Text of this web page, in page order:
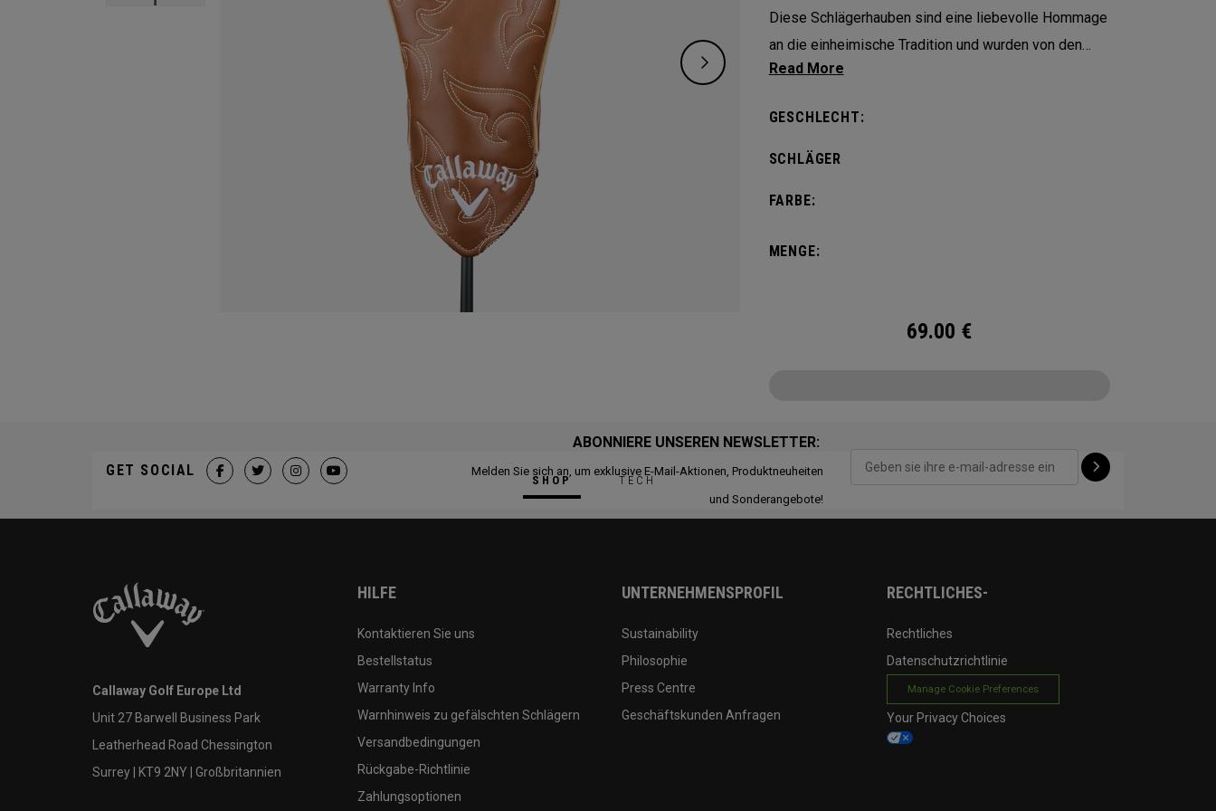
Diese Schlägerhauben sind eine liebevolle Hommage
an die einheimische Tradition und wurden von den
berühmten Cowgirl-Stiefeln inspiriert, die im
GESCHLECHT:
SCHLÄGER
FARBE:
MENGE:
69.00 €
SHOP TECH
ABONNIERE UNSEREN NEWSLETTER:
Melden Sie sich an, um exklusive E-Mail-Aktionen, Produktneuheiten
und Sonderangebote!
GET SOCIAL
Callaway Golf Europe Ltd
Unit 27 Barwell Business Park
Leatherhead Road Chessington
Surrey | KT9 2NY | Großbritannien
HILFE
Kontaktieren Sie uns
Bestellstatus
Warranty Info
Warnhinweis zu gefälschten Schlägern
Versandbedingungen
Rückgabe-Richtlinie
Zahlungsoptionen
UNTERNEHMENSPROFIL
Sustainability
Philosophie
Press Centre
Geschäftskunden Anfragen
RECHTLICHES-
Rechtliches
Datenschutzrichtlinie
Manage Cookie Preferences
Your Privacy Choices